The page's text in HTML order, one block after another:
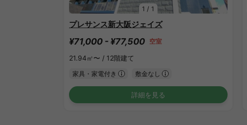
1 / 1
プレサンス新大阪ジェイズ
¥71,000 - ¥77,500 空室
21.94㎡〜 / 12階建て
家具・家電付き 敷金なし
詳細を見る